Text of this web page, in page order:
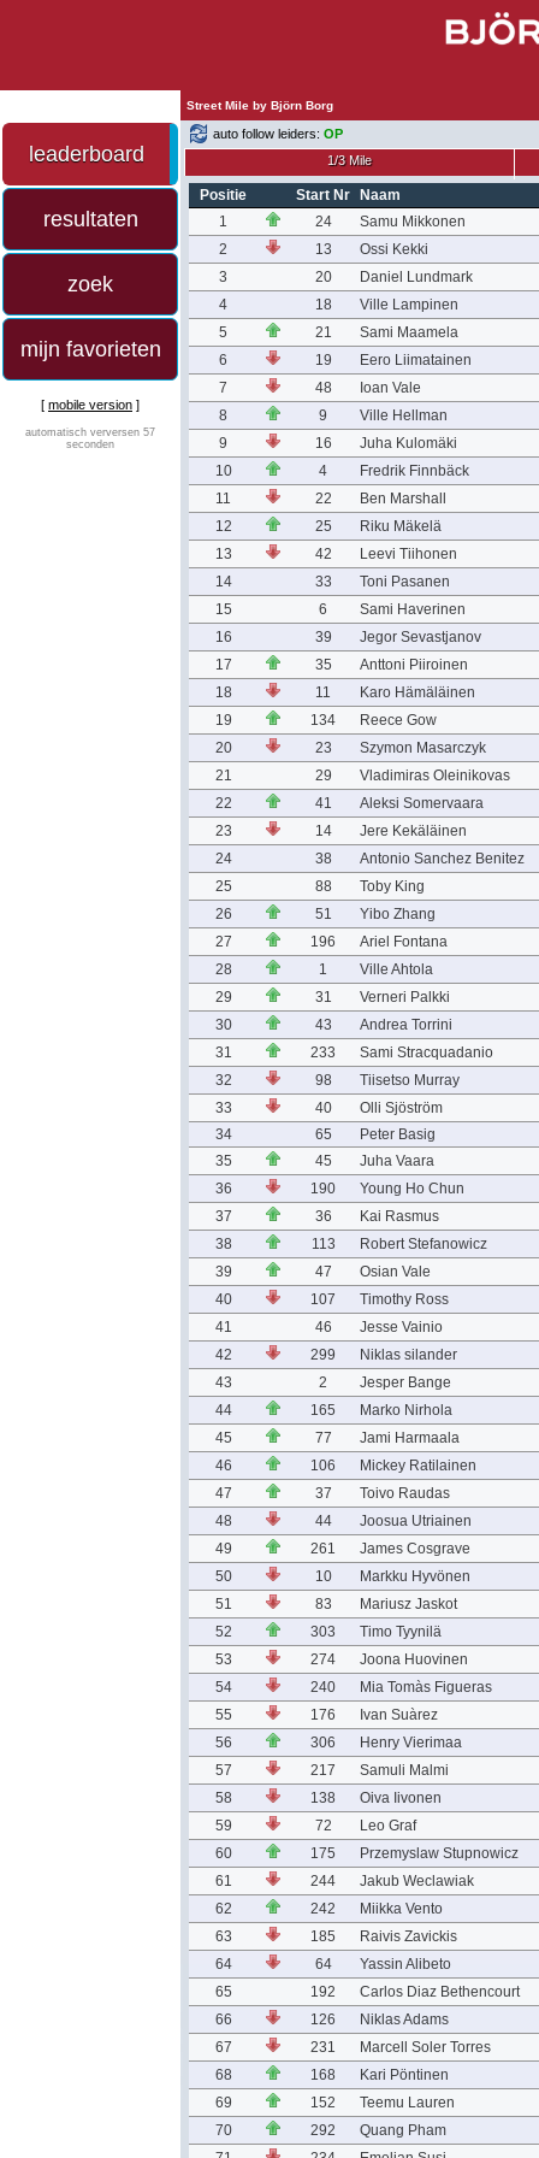
Street Mile by Björn Borg
leaderboard
resultaten
zoek
mijn favorieten
[ mobile version ]
automatisch verversen 57
seconden
auto follow leiders: OP
1/3 Mile
Positie Start Nr
Naam
1
24
Samu Mikkonen
2
13
Ossi Kekki
3
20
Daniel Lundmark
4
18
Ville Lampinen
5
21
Sami Maamela
6
19
Eero Liimatainen
7
48
Ioan Vale
8
9
Ville Hellman
9
16
Juha Kulomäki
10
4
Fredrik Finnbäck
11
22
Ben Marshall
12
25
Riku Mäkelä
13
42
Leevi Tiihonen
14
33
Toni Pasanen
15
6
Sami Haverinen
16
39
Jegor Sevastjanov
17
35
Anttoni Piiroinen
18
11
Karo Hämäläinen
19
134
Reece Gow
20
23
Szymon Masarczyk
21
29
Vladimiras Oleinikovas
22
41
Aleksi Somervaara
23
14
Jere Kekäläinen
24
38
Antonio Sanchez Benitez
25
88
Toby King
26
51
Yibo Zhang
27
196
Ariel Fontana
28
1
Ville Ahtola
29
31
Verneri Palkki
30
43
Andrea Torrini
31
233
Sami Stracquadanio
32
98
Tiisetso Murray
33
40
Olli Sjöström
34
65
Peter Basig
35
45
Juha Vaara
36
190
Young Ho Chun
37
36
Kai Rasmus
38
113
Robert Stefanowicz
39
47
Osian Vale
40
107
Timothy Ross
41
46
Jesse Vainio
42
299
Niklas silander
43
2
Jesper Bange
44
165
Marko Nirhola
45
77
Jami Harmaala
46
106
Mickey Ratilainen
47
37
Toivo Raudas
48
44
Joosua Utriainen
49
261
James Cosgrave
50
10
Markku Hyvönen
51
83
Mariusz Jaskot
52
303
Timo Tyynilä
53
274
Joona Huovinen
54
240
Mia Tomàs Figueras
55
176
Ivan Suàrez
56
306
Henry Vierimaa
57
217
Samuli Malmi
58
138
Oiva Iivonen
59
72
Leo Graf
60
175
Przemyslaw Stupnowicz
61
244
Jakub Weclawiak
62
242
Miikka Vento
63
185
Raivis Zavickis
64
64
Yassin Alibeto
65
192
Carlos Diaz Bethencourt
66
126
Niklas Adams
67
231
Marcell Soler Torres
68
168
Kari Pöntinen
69
152
Teemu Lauren
70
292
Quang Pham